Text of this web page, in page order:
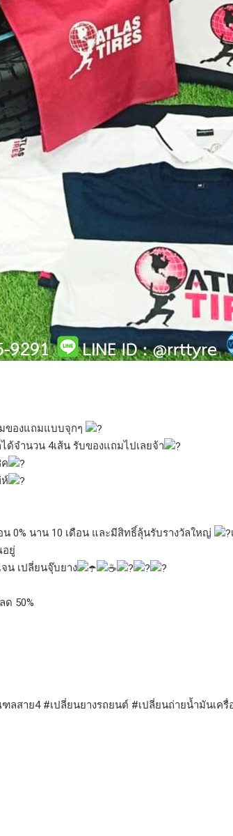
ของแถมแบบจุกๆ
ด้จำนวน 4เส้น รับของแถมไปเลยจ้า
น 0% นาน 10 เดือน และมีสิทธิ์ลุ้นรับรางวัลใหญ่
อยู่
น เปลี่ยนจุ๊บยาง
ด 50%
ฑลสาย4 #เปลี่ยนยางรถยนต์ #เปลี่ยนถ่ายน้ำมันเครื่